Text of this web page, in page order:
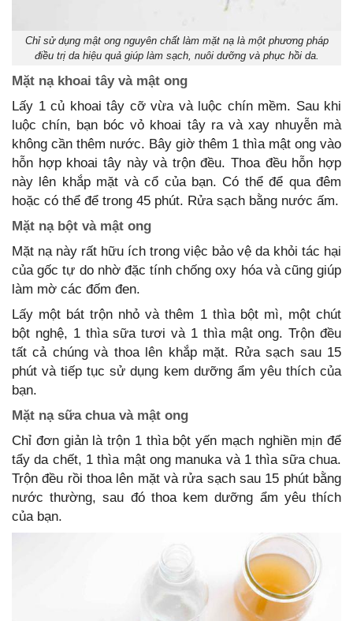
Chỉ sử dụng mật ong nguyên chất làm mặt nạ là một phương pháp
điều trị da hiệu quả giúp làm sạch, nuôi dưỡng và phục hồi da.
Mặt nạ khoai tây và mật ong
Lấy 1 củ khoai tây cỡ vừa và luộc chín mềm. Sau khi
luộc chín, bạn bóc vỏ khoai tây ra và xay nhuyễn mà
không cần thêm nước. Bây giờ thêm 1 thìa mật ong vào
hỗn hợp khoai tây này và trộn đều. Thoa đều hỗn hợp
này lên khắp mặt và cổ của bạn. Có thể để qua đêm
hoặc có thể để trong 45 phút. Rửa sạch bằng nước ấm.
Mặt nạ bột và mật ong
Mặt nạ này rất hữu ích trong việc bảo vệ da khỏi tác hại
của gốc tự do nhờ đặc tính chống oxy hóa và cũng giúp
làm mờ các đốm đen.
Lấy một bát trộn nhỏ và thêm 1 thìa bột mì, một chút
bột nghệ, 1 thìa sữa tươi và 1 thìa mật ong. Trộn đều
tất cả chúng và thoa lên khắp mặt. Rửa sạch sau 15
phút và tiếp tục sử dụng kem dưỡng ẩm yêu thích của
bạn.
Mặt nạ sữa chua và mật ong
Chỉ đơn giản là trộn 1 thìa bột yến mạch nghiền mịn để
tẩy da chết, 1 thìa mật ong manuka và 1 thìa sữa chua.
Trộn đều rồi thoa lên mặt và rửa sạch sau 15 phút bằng
nước thường, sau đó thoa kem dưỡng ẩm yêu thích
của bạn.